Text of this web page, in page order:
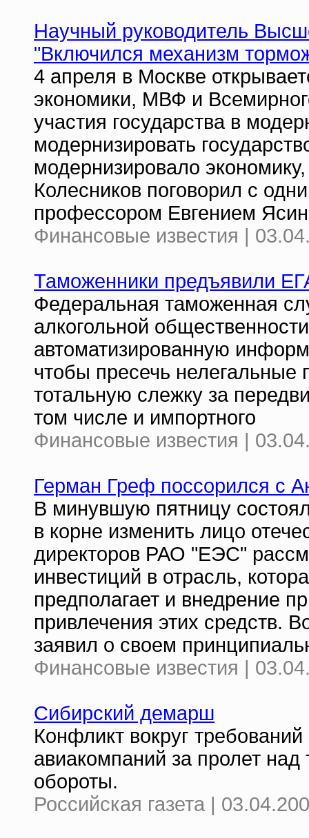
Научный руководитель
"Включился механизм
4 апреля в Москве
экономики, МВФ и
участия государства в
модернизировать
модернизировало
Колесников поговорил с
профессором Евгением
Финансовые известия |
Таможенники предъявили
Федеральная таможенная
алкогольной
автоматизированную
чтобы пресечь нелегальные
тотальную слежку за
том числе и импортного
Финансовые известия |
Герман Греф поссорился с
В минувшую пятницу
в корне изменить лицо
директоров РАО "ЕЭС"
инвестиций в отрасль,
предполагает и внедрение
привлечения этих средств.
заявил о своем
Финансовые известия |
Сибирский демарш
Конфликт вокруг
авиакомпаний за пролет
обороты.
Российская газета |